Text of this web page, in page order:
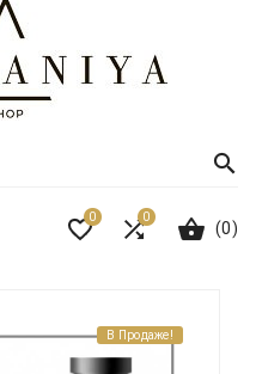
0 0
(0)
В Продаже!